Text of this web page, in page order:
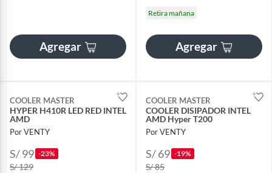
Agregar
Retira mañana
Agregar
COOLER MASTER
HYPER H410R LED RED INTEL
AMD
Por VENTY
S/ 99 -23%
S/ 129
COOLER MASTER
COOLER DISIPADOR INTEL
AMD Hyper T200
Por VENTY
S/ 69 -19%
S/ 85